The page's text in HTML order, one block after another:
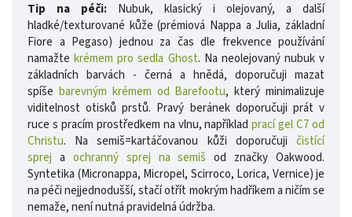
Tip na péči:
Nubuk, klasický i olejovaný, a další
hladké/texturované kůže (prémiová Nappa a Julia, základní
Fiore a Pegaso) jednou za čas dle frekvence používání
namažte krémem pro sedla Ghost. Na neolejovaný nubuk v
základních barvách - černá a hnědá, doporučuji mazat
spíše barevným krémem od Barefootu, který minimalizuje
viditelnost otisků prstů. Pravý beránek doporučuji prát v
ruce s pracím prostředkem na vlnu, napříkladprací gel C7 od
Christu. Na semiš=kartáčovanou kůži doporučuji čistící
sprej a ochranný sprej na semiš od značky Oakwood.
Syntetika (Micronappa, Micropel, Scirroco, Lorica, Vernice) je
na péči nejjednodušší, stačí otřít mokrým hadříkem a ničím se
nemaže, není nutná pravidelná údržba.